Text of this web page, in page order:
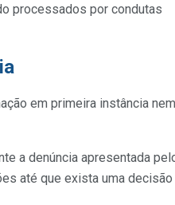
processados por condutas
em primeira instância
a denúncia apresentada
até que exista uma decisão